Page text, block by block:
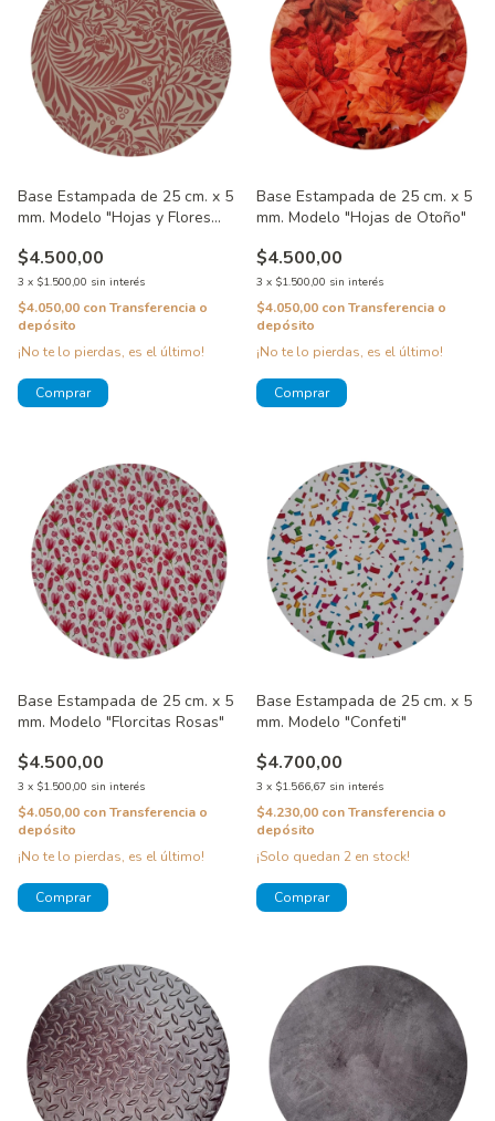
Base Estampada de 25 cm. x 5
mm. Modelo "Hojas y Flores
$4.500,00
3 x $1.500,00 sin interés
$4.050,00 conTransferencia o
depósito
¡No te lo pierdas, es el último!
Base Estampada de 25 cm. x 5
mm. Modelo "Hojas de Otoño"
$4.500,00
3 x $1.500,00 sin interés
$4.050,00 conTransferencia o
depósito
¡No te lo pierdas, es el último!
Base Estampada de 25 cm. x 5
mm. Modelo "Florcitas Rosas"
$4.500,00
3 x $1.500,00 sin interés
$4.050,00 conTransferencia o
depósito
¡No te lo pierdas, es el último!
Base Estampada de 25 cm. x 5
mm. Modelo "Confeti"
$4.700,00
3 x $1.566,67 sin interés
$4.230,00 conTransferencia o
depósito
¡Solo quedan 2 en stock!